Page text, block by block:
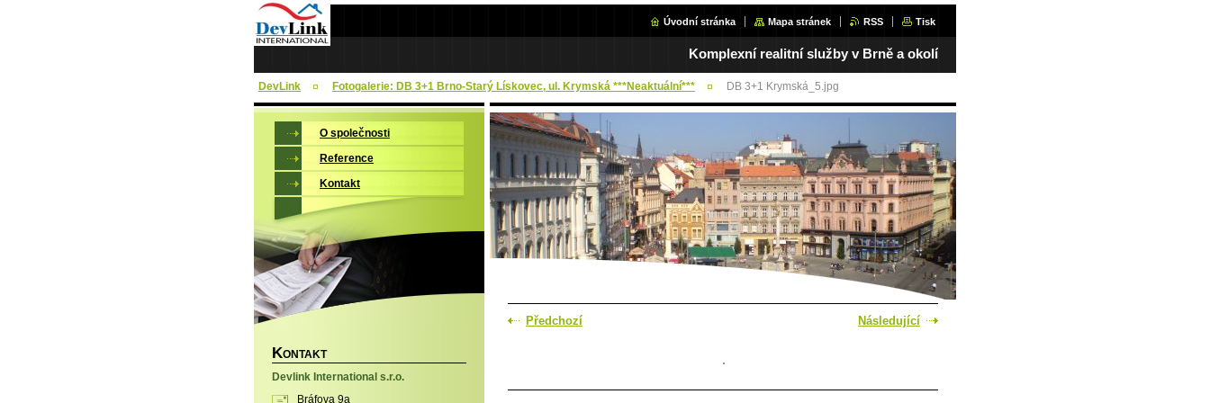
Úvodní stránka Mapa stránek RSS Tisk
Komplexní realitní služby v Brně a okolí
DevLink Fotogalerie: DB 3+1 Brno-Starý Lískovec, ul. Krymská ***Neaktuální*** DB 3+1 Krymská_5.jpg
Předchozí Následující
O společnosti
Reference
Kontakt
KONTAKT
Devlink International s.r.o.
Bráfova 9a